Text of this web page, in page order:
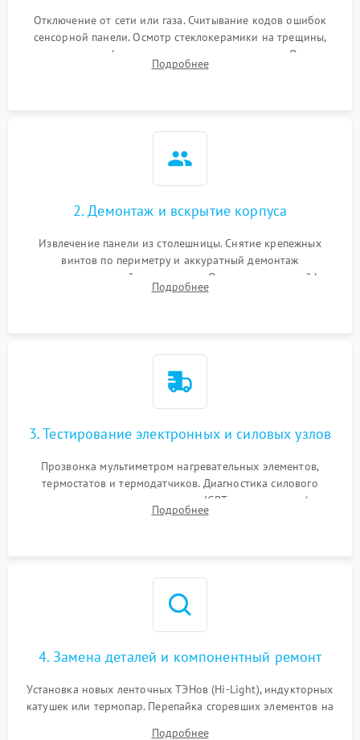
Отключение от сети или газа. Считывание кодов ошибок
сенсорной панели. Осмотр стеклокерамики на трещины,
проверка конфорок на равномерность нагрева. Опрос
клиента о симптомах (не включается, не видит посуду,
Подробнее
2. Демонтаж и вскрытие корпуса
Извлечение панели из столешницы. Снятие крепежных
винтов по периметру и аккуратный демонтаж
стеклокерамической поверхности. Отсоединение шлейфов
сенсорного блока для доступа к силовым платам, катушкам
Подробнее
3. Тестирование электронных и силовых узлов
Прозвонка мультиметром нагревательных элементов,
термостатов и термодатчиков. Диагностика силового
модуля, реле, диодных мостов и IGBT-транзисторов (для
индукции). Проверка кранов и газ-контроля (для газовых
Подробнее
4. Замена деталей и компонентный ремонт
Установка новых ленточных ТЭНов (Hi-Light), индукторных
катушек или термопар. Перепайка сгоревших элементов на
Подробнее